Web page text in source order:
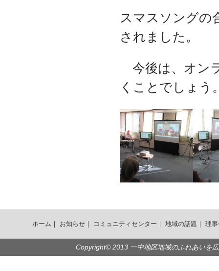
スマスソングの
されました。
今後は、オン
くことでしょう
ホーム ｜ お知らせ ｜ コミュニティセンター ｜ 地域の話題 ｜ 理
Copyright© 2013 一中地区地域のふれあいを